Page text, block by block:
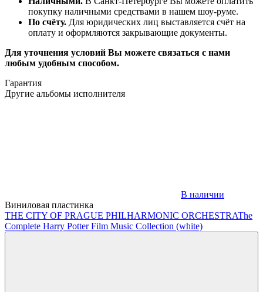
покупку наличными средствами в нашем шоу-руме.
По счёту. Для юридических лиц выставляется счёт на
оплату и оформляются закрывающие документы.
Для уточнения условий Вы можете связаться с нами
любым удобным способом.
Гарантия
Другие альбомы исполнителя
В наличии
Виниловая пластинка
THE CITY OF PRAGUE PHILHARMONIC ORCHESTRAThe
Complete Harry Potter Film Music Collection (white)